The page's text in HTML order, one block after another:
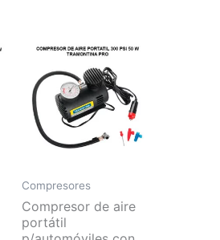
Compresores
Compresor de aire
portátil